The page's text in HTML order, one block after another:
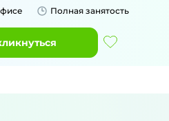
Полная занятость